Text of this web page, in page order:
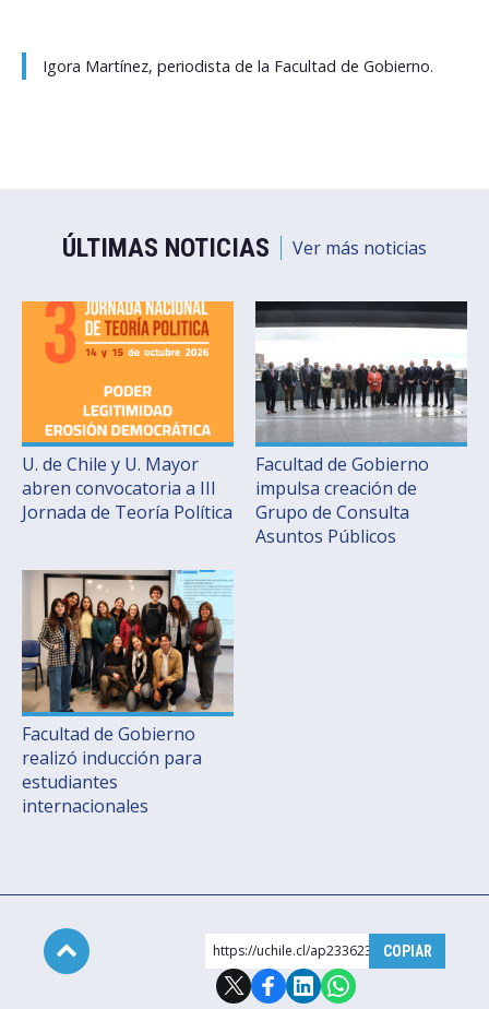
Igora Martínez, periodista de la Facultad de Gobierno.
ÚLTIMAS NOTICIAS Ver más noticias
U. de Chile y U. Mayor
abren convocatoria a III
Jornada de Teoría Política
Facultad de Gobierno
impulsa creación de
Grupo de Consulta
Asuntos Públicos
Facultad de Gobierno
realizó inducción para
estudiantes
internacionales
https://uchile.cl/ap233623 COPIAR